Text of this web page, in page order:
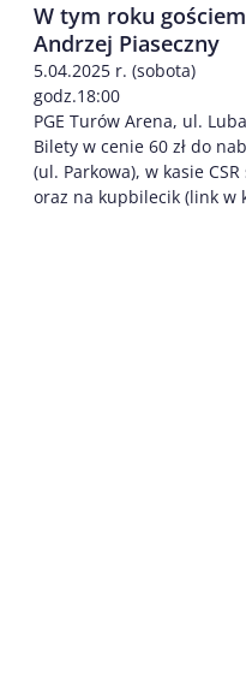
W tym roku
Andrzej Piaseczny
5.04.2025 r. (sobota)
godz.18:00
PGE Turów Arena, ul.
Bilety w cenie 60 zł do
(ul. Parkowa), w kasie
oraz na kupbilecik (link w